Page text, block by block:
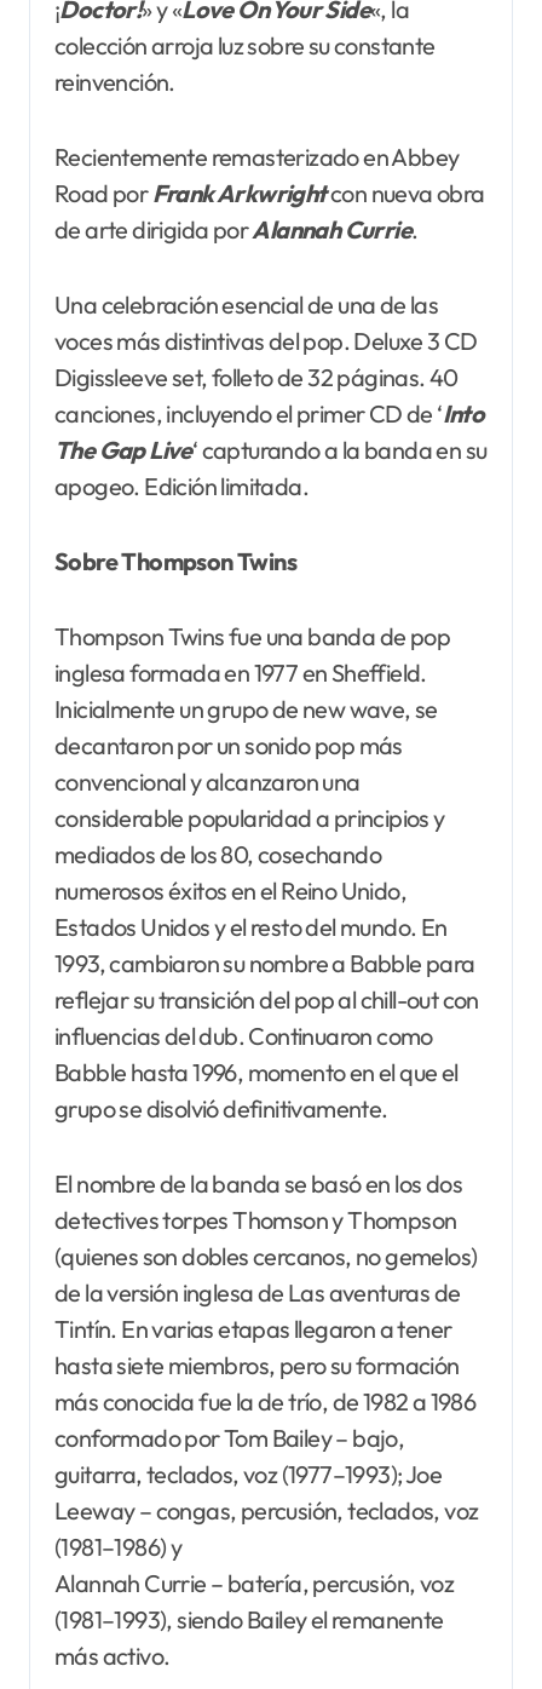
¡Doctor!» y «Love On Your Side«, la
colección arroja luz sobre su constante
reinvención.
Recientemente remasterizado en Abbey
Road porFrank Arkwrightcon nueva obra
de arte dirigida porAlannah Currie.
Una celebración esencial de una de las
voces más distintivas del pop. Deluxe 3 CD
Digissleeve set, folleto de 32 páginas. 40
canciones, incluyendo el primer CD de ‘Into
The Gap Live‘ capturando a la banda en su
apogeo. Edición limitada.
Sobre Thompson Twins
Thompson Twins fue una banda de pop
inglesa formada en 1977 en Sheffield.
Inicialmente un grupo de new wave, se
decantaron por un sonido pop más
convencional y alcanzaron una
considerable popularidad a principios y
mediados de los 80, cosechando
numerosos éxitos en el Reino Unido,
Estados Unidos y el resto del mundo. En
1993, cambiaron su nombre a Babble para
reflejar su transición del pop al chill-out con
influencias del dub. Continuaron como
Babble hasta 1996, momento en el que el
grupo se disolvió definitivamente.
El nombre de la banda se basó en los dos
detectives torpes Thomson y Thompson
(quienes son dobles cercanos, no gemelos)
de la versión inglesa de Las aventuras de
Tintín. En varias etapas llegaron a tener
hasta siete miembros, pero su formación
más conocida fue la de trío, de 1982 a 1986
conformado por Tom Bailey – bajo,
guitarra, teclados, voz (1977–1993); Joe
Leeway – congas, percusión, teclados, voz
(1981–1986) y
Alannah Currie – batería, percusión, voz
(1981–1993), siendo Bailey el remanente
más activo.